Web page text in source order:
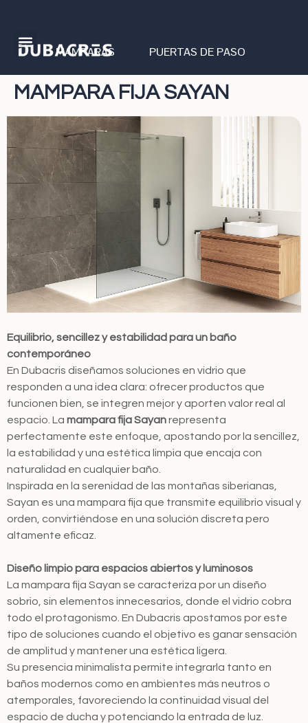
MAMPARAS PUERTAS DE PASO
MAMPARA FIJA SAYAN
Equilibrio, sencillez y estabilidad para un baño
contemporáneo
En Dubacris diseñamos soluciones en vidrio que
responden a una idea clara: ofrecer productos que
funcionen bien, se integren mejor y aporten valor real al
espacio. La mampara fija Sayanrepresenta
perfectamente este enfoque, apostando por la sencillez,
la estabilidad y una estética limpia que encaja con
naturalidad en cualquier baño.
Inspirada en la serenidad de las montañas siberianas,
Sayan es una mampara fija que transmite equilibrio visual y
orden, convirtiéndose en una solución discreta pero
altamente eficaz.
Diseño limpio para espacios abiertos y luminosos
La mampara fija Sayan se caracteriza por un diseño
sobrio, sin elementos innecesarios, donde el vidrio cobra
todo el protagonismo. En Dubacris apostamos por este
tipo de soluciones cuando el objetivo es ganar sensación
de amplitud y mantener una estética ligera.
Su presencia minimalista permite integrarla tanto en
baños modernos como en ambientes más neutros o
atemporales, favoreciendo la continuidad visual del
espacio de ducha y potenciando la entrada de luz.